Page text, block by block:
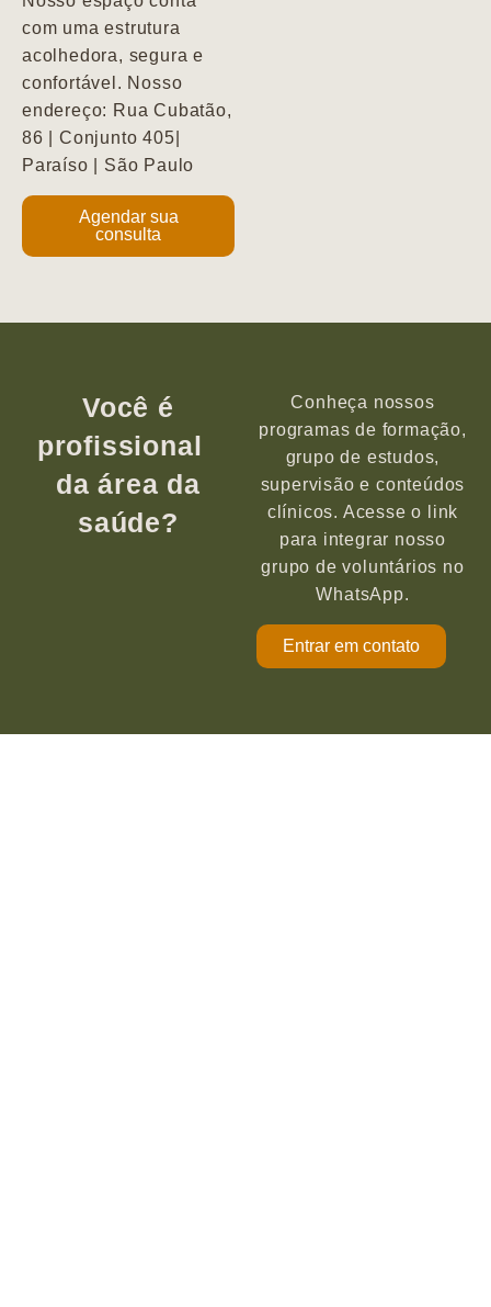
com uma estrutura
acolhedora, segura e
confortável. Nosso
endereço: Rua Cubatão,
86 | Conjunto 405|
Paraíso | São Paulo
Agendar sua
consulta
Você é
profissional
da área da
saúde?
Conheça nossos
programas de formação,
grupo de estudos,
supervisão e conteúdos
clínicos. Acesse o link
para integrar nosso
grupo de voluntários no
WhatsApp.
Entrar em contato